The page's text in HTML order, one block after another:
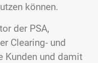
können.
der PSA,
Clearing- und
Kunden und damit